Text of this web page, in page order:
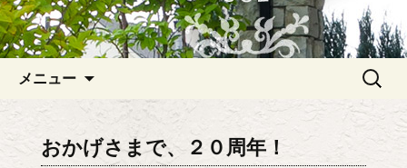
メニュー
検
おかげさまで、２０周年！